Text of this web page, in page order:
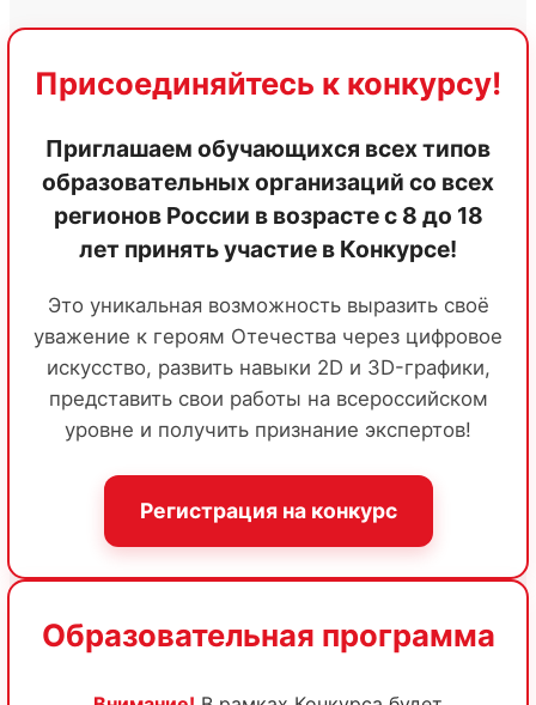
Присоединяйтесь к конкурсу!
Приглашаем обучающихся всех типов
образовательных организаций со всех
регионов России в возрасте с 8 до 18
лет принять участие в Конкурсе!
Это уникальная возможность выразить своё
уважение к героям Отечества через цифровое
искусство, развить навыки 2D и 3D-графики,
представить свои работы на всероссийском
уровне и получить признание экспертов!
Регистрация на конкурс
Образовательная программа